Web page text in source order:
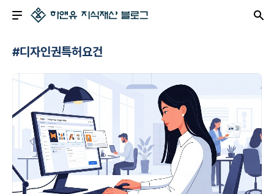
#디자인권특허요건